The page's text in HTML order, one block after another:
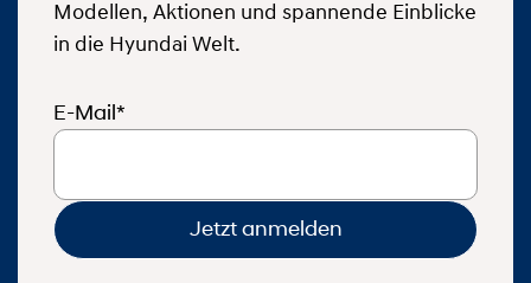
Modellen, Aktionen und spannende Einblicke
in die Hyundai Welt.
E-Mail*
Jetzt anmelden